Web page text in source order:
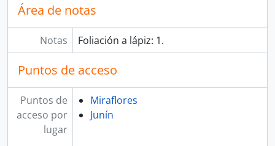
Área de notas
Notas Foliación a lápiz: 1.
Puntos de acceso
Puntos de
acceso por
lugar
Miraflores
Junín